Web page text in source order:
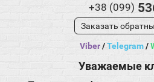
+38 (099)
Заказать
Viber/Telegram/
Уважаемые